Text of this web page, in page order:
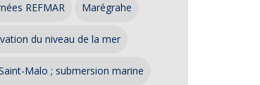
REFMAR Marégrahe
du niveau de la mer
Malo ; submersion marine